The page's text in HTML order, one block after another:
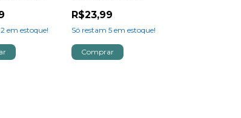
2 em estoque!
R$23,99
Só restam5 em estoque!